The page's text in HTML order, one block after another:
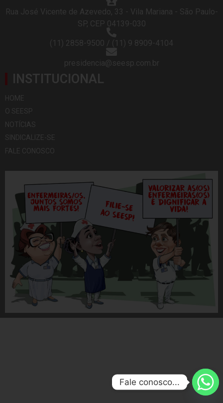
Rua José Vicente de Azevedo, 33 - Vila Mariana - São Paulo-
SP, CEP 04139-030
(11) 2858-9500 / (11) 9 8909-4104
presidencia@seesp.com.br
INSTITUCIONAL
HOME
O SEESP
NOTÍCIAS
SINDICALIZE-SE
FALE CONOSCO
Fale conosco...